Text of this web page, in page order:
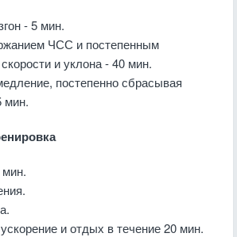
- 5 мин.
ЧСС и постепенным
и уклона - 40 мин.
постепенно сбрасывая
мин.
мин.
и отдых в течение 20 мин.